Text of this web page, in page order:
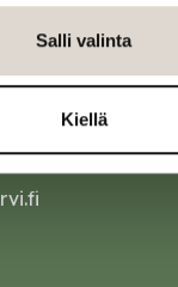
Salli valinta
Kiellä